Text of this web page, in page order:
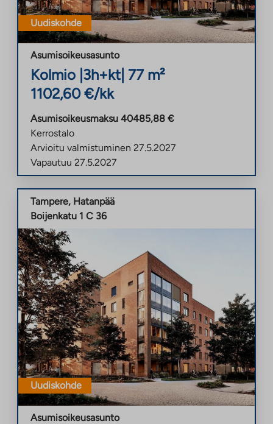
Uudiskohde
Asumisoikeusasunto
Kolmio 3h+kt| 77 m²
1102,60 €/kk
Asumisoikeusmaksu 40485,88 €
Kerrostalo
Arvioitu valmistuminen 27.5.2027
Vapautuu 27.5.2027
Tampere, Hatanpää
Boijenkatu 1 C 36
Uudiskohde
Asumisoikeusasunto